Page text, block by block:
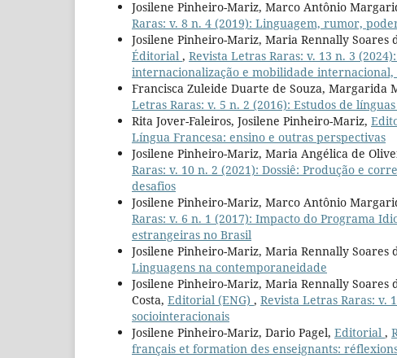
Josilene Pinheiro-Mariz, Marco Antônio
Raras: v. 8 n. 4 (2019): Linguagem, rumor,
Josilene Pinheiro-Mariz, Maria Rennally
Éditorial , Revista Letras Raras: v. 13 n. 3
internacionalização e mobilidade
Francisca Zuleide Duarte de Souza, Margarida
Letras Raras: v. 5 n. 2 (2016): Estudos de
Rita Jover-Faleiros, Josilene Pinheiro-Mariz,
Língua Francesa: ensino e outras perspectivas
Josilene Pinheiro-Mariz, Maria Angélica de
Raras: v. 10 n. 2 (2021): Dossiê: Produção e
desafios
Josilene Pinheiro-Mariz, Marco Antônio
Raras: v. 6 n. 1 (2017): Impacto do Programa
estrangeiras no Brasil
Josilene Pinheiro-Mariz, Maria Rennally Soares
Linguagens na contemporaneidade
Josilene Pinheiro-Mariz, Maria Rennally
Costa, Editorial (ENG) , Revista Letras Raras: v.
sociointeracionais
Josilene Pinheiro-Mariz, Dario Pagel, Editorial ,
français et formation des enseignants: